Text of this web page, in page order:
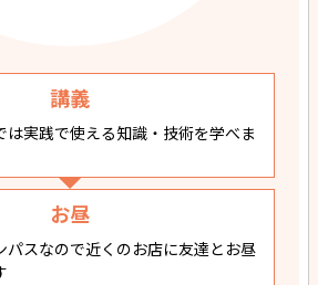
講義
は実践で使える知識・技術を学べま
お昼
パスなので近くのお店に友達とお昼